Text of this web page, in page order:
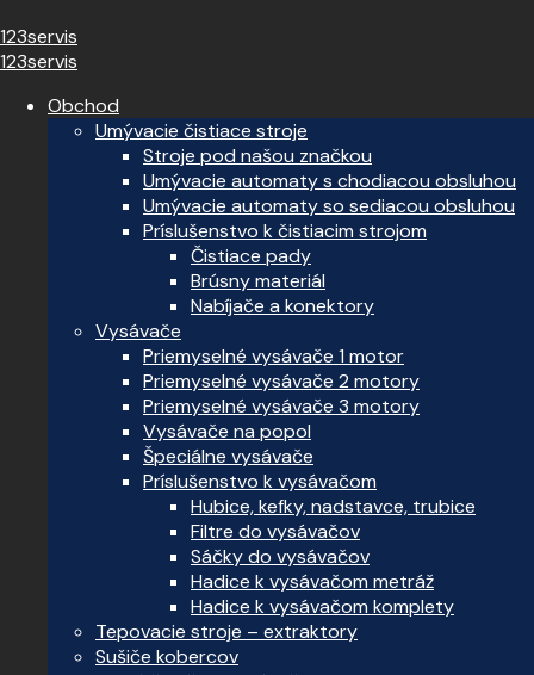
123servis
123servis
Obchod
Umývacie čistiace stroje
Stroje pod našou značkou
Umývacie automaty s chodiacou obsluhou
Umývacie automaty so sediacou obsluhou
Príslušenstvo k čistiacim strojom
Čistiace pady
Brúsny materiál
Nabíjače a konektory
Vysávače
Priemyselné vysávače 1 motor
Priemyselné vysávače 2 motory
Priemyselné vysávače 3 motory
Vysávače na popol
Špeciálne vysávače
Príslušenstvo k vysávačom
Hubice, kefky, nadstavce, trubice
Filtre do vysávačov
Sáčky do vysávačov
Hadice k vysávačom metráž
Hadice k vysávačom komplety
Tepovacie stroje – extraktory
Sušiče kobercov